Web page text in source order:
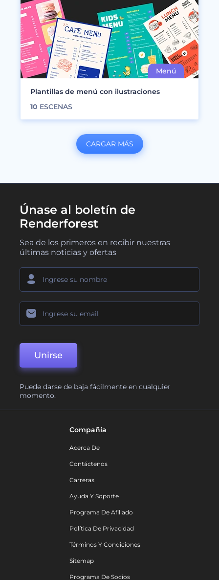
Plantillas de menú con ilustraciones
10 ESCENAS
CARGAR MÁS
Únase al boletín de
Renderforest
Sea de los primeros en recibir nuestras
últimas noticias y ofertas
Unirse
Puede darse de baja fácilmente en cualquier
momento.
Compañía
Acerca De
Contáctenos
Carreras
Ayuda Y Soporte
Programa De Afiliado
Política De Privacidad
Términos Y Condiciones
Sitemap
Programa De Socios